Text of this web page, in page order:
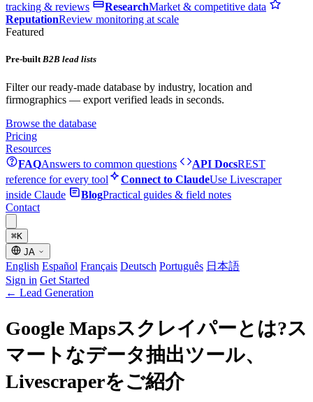
tracking & reviews
ResearchMarket & competitive data
ReputationReview monitoring at scale
Featured
Pre-builtB2B lead lists
Filter our ready-made database by industry, location and
firmographics — export verified leads in seconds.
Browse the database
Pricing
Resources
FAQAnswers to common questions API DocsREST
reference for every tool
Connect to ClaudeUse Livescraper
inside Claude
BlogPractical guides & field notes
Contact
⌘K
JA
English Español Français Deutsch Português 日本語
Sign in Get Started
← Lead Generation
Google Mapsスクレイパーとは?ス
マートなデータ抽出ツール、
Livescraperをご紹介